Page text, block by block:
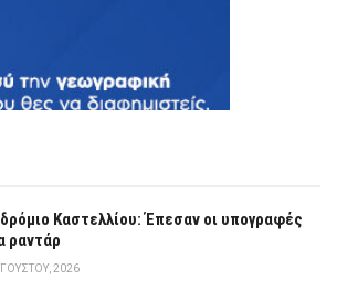
Καστελλίου: Έπεσαν οι υπογραφές
ραντάρ
2026